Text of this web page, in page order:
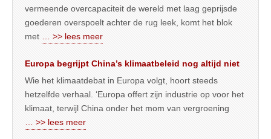
vermeende overcapaciteit de wereld met laag geprijsde
goederen overspoelt achter de rug leek, komt het blok
met
… >> lees meer
Europa begrijpt China’s klimaatbeleid nog altijd niet
Wie het klimaatdebat in Europa volgt, hoort steeds
hetzelfde verhaal. ‘Europa offert zijn industrie op voor het
klimaat, terwijl China onder het mom van vergroening
… >> lees meer